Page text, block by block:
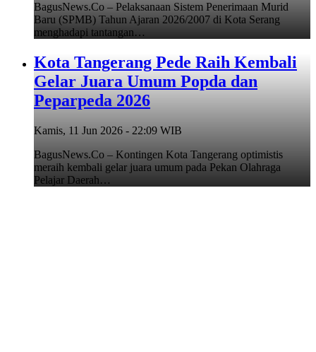
BagusNews.Co – Pelaksanaan Sistem Penerimaan Murid
Baru (SPMB) Tahun Ajaran 2026/2007 di Kota Serang
menghadapi tantangan…
Kota Tangerang Pede Raih Kembali
Gelar Juara Umum Popda dan
Peparpeda 2026
Kamis, 11 Jun 2026 - 22:09 WIB
BagusNews.Co – Kontingen Kota Tangerang optimistis
meraih kembali gelar juara umum pada Pekan Olahraga
Pelajar Daerah…